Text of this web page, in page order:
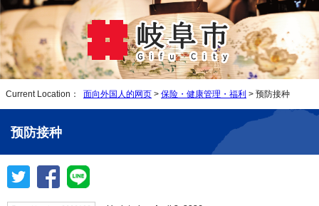
Current Location： 面向外国人的网页 > 保险・健康管理・福利 > 预防接种
预防接种